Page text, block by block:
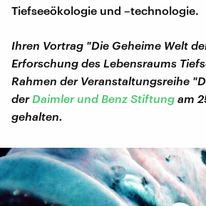
Tiefseeökologie und –technologie.
Ihren Vortrag "Die Geheime Welt
Erforschung des Lebensraums
Rahmen der Veranstaltungsreihe
der Daimler und Benz Stiftung am
gehalten.